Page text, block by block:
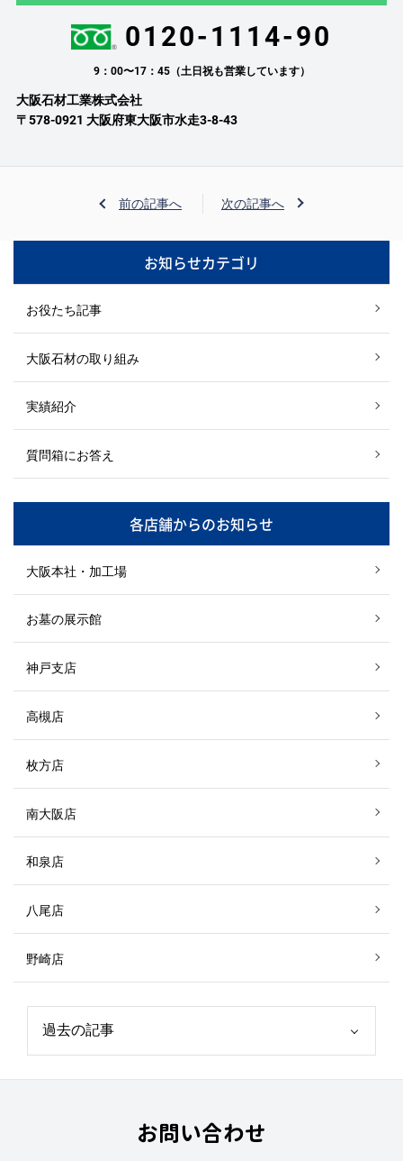
0120-1114-90
9：00〜17：45（土日祝も営業しています）
大阪石材工業株式会社
〒578-0921 大阪府東大阪市水走3-8-43
前の記事へ 次の記事へ
お知らせカテゴリ
お役たち記事
大阪石材の取り組み
実績紹介
質問箱にお答え
各店舗からのお知らせ
大阪本社・加工場
お墓の展示館
神戸支店
高槻店
枚方店
南大阪店
和泉店
八尾店
野崎店
お問い合わせ